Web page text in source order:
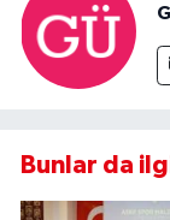
Bunlar da